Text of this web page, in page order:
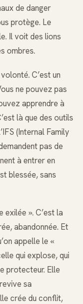
de danger
protège. Le
Il voit des lions
ombres.
C’est un
ne pouvez pas
apprendre à
là que des outils
(Internal Family
pas de
à entrer en
blessée, sans
exilée ». C’est la
abandonnée. Et
appelle le «
qui explose, qui
protecteur. Elle
sa
crée du conflit,